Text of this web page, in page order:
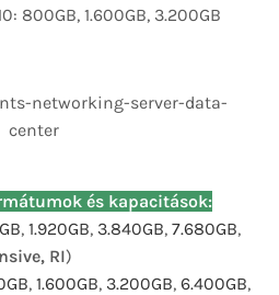
800GB, 1.600GB, 3.200GB
és kapacitások:
, 1.920GB, 3.840GB, 7.680GB,
RI)
, 1.600GB, 3.200GB, 6.400GB,